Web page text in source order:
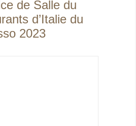
de Salle du
d’Italie du
2023